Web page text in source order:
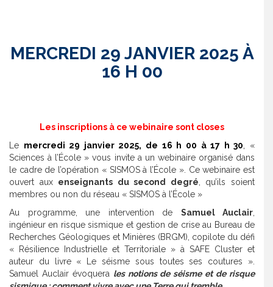
MERCREDI 29 JANVIER 2025 À
16 H 00
Les inscriptions à ce webinaire sont closes
Le mercredi 29 janvier 2025, de 16 h 00 à 17 h 30
«
Sciences à l’École » vous invite a un webinaire organisé dans
le cadre de l’opération « SISMOS à l’École ». Ce webinaire est
ouvert aux enseignants du second degré , qu’ils soient
membres ou non du réseau « SISMOS à l’École »
Au programme, une intervention de Samuel Auclair
ingénieur en risque sismique et gestion de crise au Bureau de
Recherches Géologiques et Minières (BRGM), copilote du défi
« Résilience Industrielle et Territoriale » à SAFE Cluster et
auteur du livre « Le séisme sous toutes ses coutures ».
Samuel Auclair évoquera les notions de séisme et de risque